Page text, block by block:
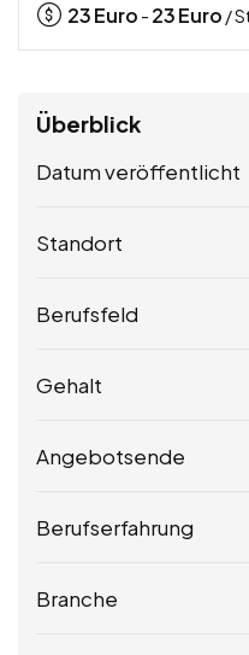
23Euro - 23Euro /
Überblick
Datum veröffentlicht
Standort
Berufsfeld
Gehalt
Angebotsende
Berufserfahrung
Branche